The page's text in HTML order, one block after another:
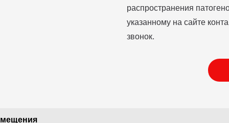
распространения
указанному на сайте
звонок.